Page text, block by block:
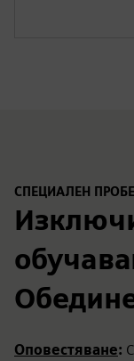
СПЕЦИАЛЕН
Оповестяване: